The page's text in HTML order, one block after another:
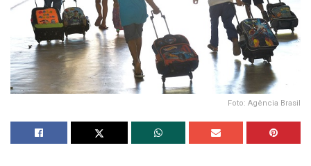
Foto: Agência Brasil